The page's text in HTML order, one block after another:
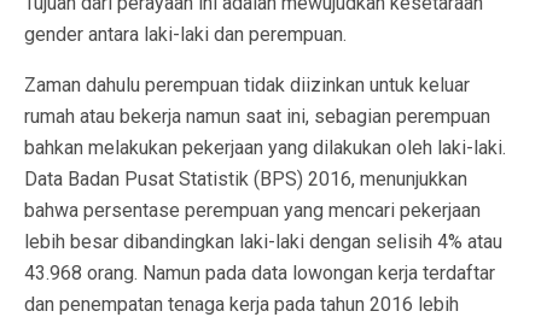
gender antara laki-laki dan perempuan.
Zaman dahulu perempuan tidak diizinkan untuk keluar
rumah atau bekerja namun saat ini, sebagian perempuan
bahkan melakukan pekerjaan yang dilakukan oleh laki-laki.
Data Badan Pusat Statistik (BPS) 2016, menunjukkan
bahwa persentase perempuan yang mencari pekerjaan
lebih besar dibandingkan laki-laki dengan selisih 4% atau
43.968 orang. Namun pada data lowongan kerja terdaftar
dan penempatan tenaga kerja pada tahun 2016 lebih